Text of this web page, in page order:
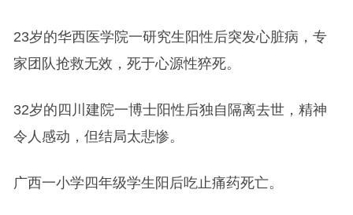
23岁的华西医学院一研究生阳性后突发心脏病，专
家团队抢救无效，死于心源性猝死。
32岁的四川建院一博士阳性后独自隔离去世，精神
令人感动，但结局太悲惨。
广西一小学四年级学生阳后吃止痛药死亡。